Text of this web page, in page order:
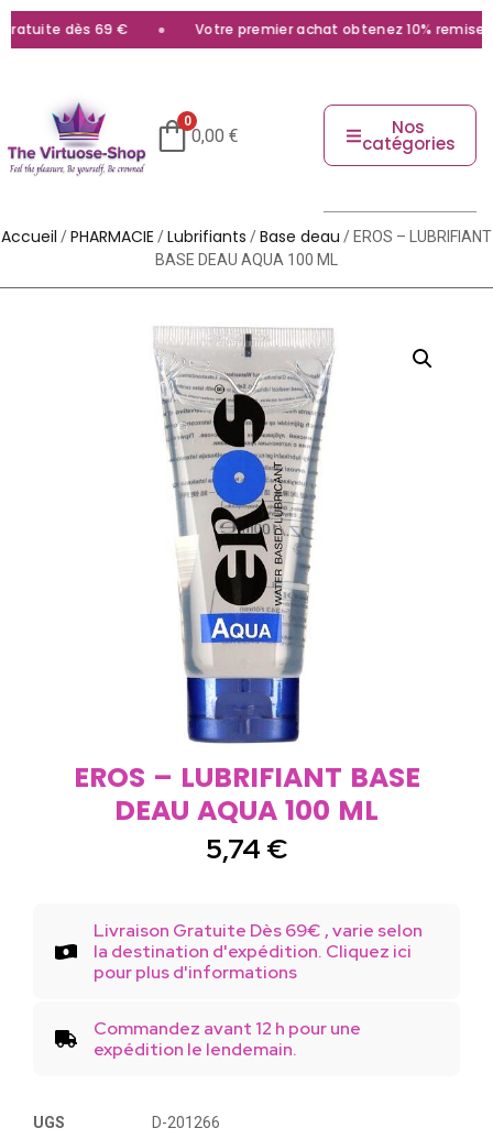
dès 69 € Votre premier achat obtenez 10% remise
0
0,00 € Nos
catégories
Accueil /PHARMACIE /Lubrifiants /Base deau / EROS – LUBRIFIANT
BASE DEAU AQUA 100 ML
EROS – LUBRIFIANT BASE
DEAU AQUA 100 ML
5,74 €
Livraison Gratuite Dès 69€ , varie selon
la destination d'expédition. Cliquez ici
pour plus d'informations
Commandez avant 12 h pour une
expédition le lendemain.
UGS
D-201266